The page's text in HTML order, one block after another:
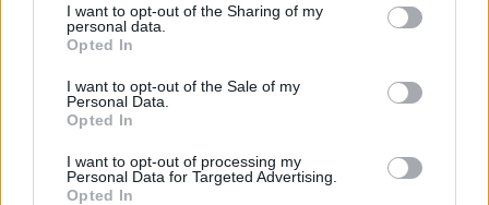
not limited to your visit or usage behaviour. You may click to
grant or deny consent to Google and its third-party tags to
use your data for below specified purposes in below Google
consent section.
I want to opt-out of the Sharing of my
personal data.
Opted In
I want to opt-out of the Sale of my
Personal Data.
Opted In
I want to opt-out of processing my
Personal Data for Targeted Advertising.
Opted In
Hirdetés